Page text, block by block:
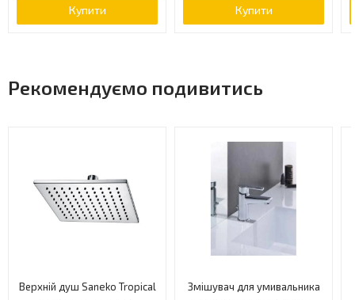
Купити Купити
Рекомендуємо подивитись
Верхній душ Saneko Tropical
Змішувач для умивальника